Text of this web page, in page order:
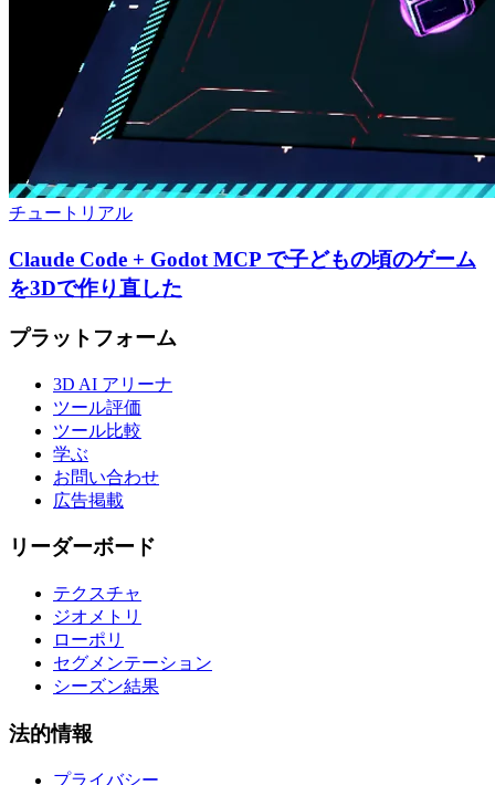
チュートリアル
Claude Code + Godot MCP で子どもの頃のゲーム
を3Dで作り直した
プラットフォーム
3D AI アリーナ
ツール評価
ツール比較
学ぶ
お問い合わせ
広告掲載
リーダーボード
テクスチャ
ジオメトリ
ローポリ
セグメンテーション
シーズン結果
法的情報
プライバシー